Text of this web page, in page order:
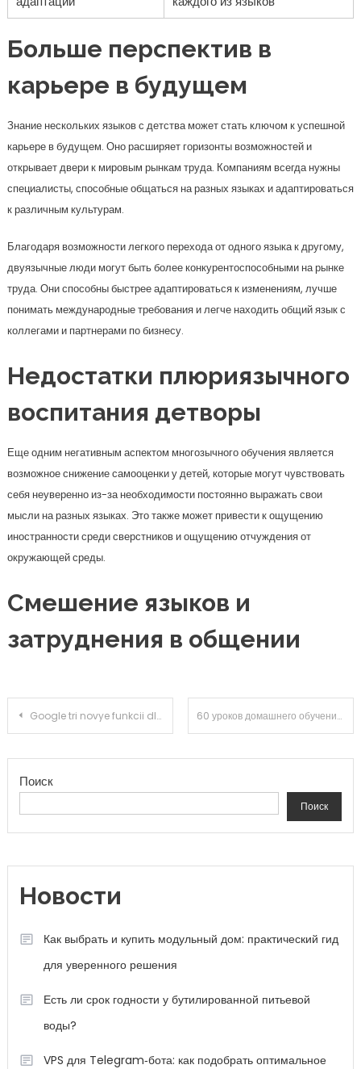
Больше перспектив в
карьере в будущем
Знание нескольких языков с детства может стать ключом к успешной
карьере в будущем. Оно расширяет горизонты возможностей и
открывает двери к мировым рынкам труда. Компаниям всегда нужны
специалисты, способные общаться на разных языках и адаптироваться
к различным культурам.
Благодаря возможности легкого перехода от одного языка к другому,
двуязычные люди могут быть более конкурентоспособными на рынке
труда. Они способны быстрее адаптироваться к изменениям, лучше
понимать международные требования и легче находить общий язык с
коллегами и партнерами по бизнесу.
Недостатки плюриязычного
воспитания детворы
Еще одним негативным аспектом многозычного обучения является
возможное снижение самооценки у детей, которые могут чувствовать
себя неуверенно из-за необходимости постоянно выражать свои
мысли на разных языках. Это также может привести к ощущению
иностранности среди сверстников и ощущению отчуждения от
окружающей среды.
Смешение языков и
затруднения в общении
Навигация по записям
Google tri novye funkcii dlya ios 60 уроков домашнего обучения
Поиск
Поиск
Новости
Как выбрать и купить модульный дом: практический гид
для уверенного решения
Есть ли срок годности у бутилированной питьевой
воды?
VPS для Telegram‑бота: как подобрать оптимальное